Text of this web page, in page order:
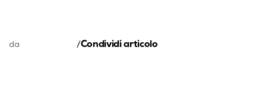
da /Condividi articolo